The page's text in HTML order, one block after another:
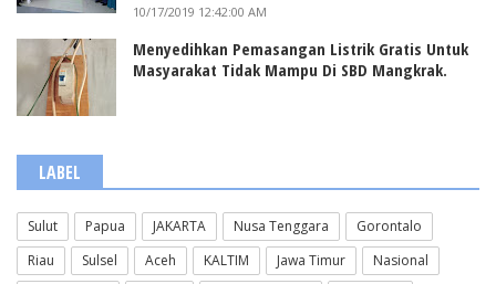
10/17/2019 12:42:00 AM
Menyedihkan Pemasangan Listrik Gratis Untuk
Masyarakat Tidak Mampu Di SBD Mangkrak.
LABEL
Sulut Papua JAKARTA Nusa Tenggara
Gorontalo
Riau
Sulsel Aceh KALTIM Jawa Timur
Nasional